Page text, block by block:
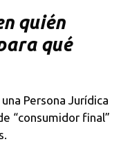
quién
qué
Persona Jurídica
“consumidor final”